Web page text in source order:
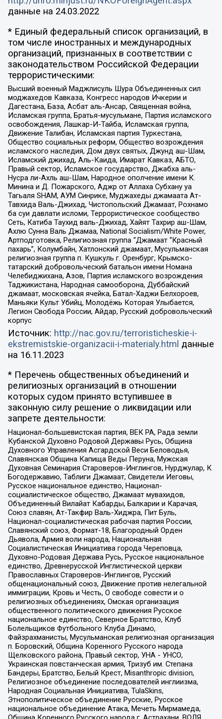
данные на 24.03.2022
* Единый федеральный список организаций, в
том числе иностранных и международных
организаций, признанных в соответствии с
законодательством Российской Федерации
террористическими:
Высший военный Маджлисуль Шура Объединенных сил
моджахедов Кавказа, Конгресс народов Ичкерии и
Дагестана, База, Асбат аль-Ансар, Священная война,
Исламская группа, Братья-мусульмане, Партия исламского
освобождения, Лашкар-И-Тайба, Исламская группа,
Движение Талибан, Исламская партия Туркестана,
Общество социальных реформ, Общество возрождения
исламского наследия, Дом двух святых, Джунд аш-Шам,
Исламский джихад, Аль-Каида, Имарат Кавказ, АБТО,
Правый сектор, Исламское государство, Джабха аль-
Нусра ли-Ахль аш-Шам, Народное ополчение имени К.
Минина и Д. Пожарского, Аджр от Аллаха Субхану уа
Тагьаля SHAM, АУМ Синрике, Муджахеды джамаата Ат-
Тавхида Валь-Джихад, Чистопольский Джамаат, Рохнамо
ба суи давлати исломи, Террористическое сообщество
Сеть, Катиба Таухид валь-Джихад, Хайят Тахрир аш-Шам,
Ахлю Сунна Валь Джамаа, National Socialism/White Power,
Артподготовка, Религиозная группа “Джамаат “Красный
пахарь”, Колумбайн, Хатлонский джамаат, Мусульманская
религиозная группа п. Кушкуль г. Оренбург, Крымско-
татарский добровольческий батальон имени Номана
Челебиджихана, Азов, Партия исламского возрождения
Таджикистана, Народная самооборона, Дуббайский
джамаат, московская ячейка, Батал-Хаджи Белхороев,
Маньяки Культ Убийц, Молодёжь Которая Улыбается,
Легион Свобода России, Айдар, Русский добровольческий
корпус
Источник: http://nac.gov.ru/terroristicheskie-i-
ekstremistskie-organizacii-i-materialy.html данные
на 16.11.2023
* Перечень общественных объединений и
религиозных организаций в отношении
которых судом принято вступившее в
законную силу решение о ликвидации или
запрете деятельности:
Национал-большевистская партия, ВЕК РА, Рада земли
Кубанской Духовно Родовой Державы Русь, Община
Духовного Управления Асгардской Веси Беловодья,
Славянская Община Капища Веды Перуна, Мужская
Духовная Семинария Староверов-Инглингов, Нурджулар, К
Богодержавию, Таблиги Джамаат, Свидетели Иеговы,
Русское национальное единство, Национал-
социалистическое общество, Джамаат мувахидов,
Объединенный Вилайат Кабарды, Балкарии и Карачая,
Союз славян, Ат-Такфир Валь-Хиджра, Пит Буль,
Национал-социалистическая рабочая партия России,
Славянский союз, Формат-18, Благородный Орден
Дьявола, Армия воли народа, Национальная
Социалистическая Инициатива города Череповца,
Духовно-Родовая Держава Русь, Русское национальное
единство, Древнерусской Инглистической церкви
Православных Староверов-Инглингов, Русский
общенациональный союз, Движение против нелегальной
иммиграции, Кровь и Честь, О свободе совести и о
религиозных объединениях, Омская организация
общественного политического движения Русское
национальное единство, Северное Братство, Клуб
Болельщиков Футбольного Клуба Динамо,
Файзрахманисты, Мусульманская религиозная организация
п. Боровский, Община Коренного Русского народа
Щелковского района, Правый сектор, УНА - УНСО,
Украинская повстанческая армия, Тризуб им. Степана
Бандеры, Братство, Белый Крест, Misanthropic division,
Религиозное объединение последователей инглиизма,
Народная Социальная Инициатива, TulaSkins,
Этнополитическое объединение Русские, Русское
национальное объединение Атака, Мечеть Мирмамеда,